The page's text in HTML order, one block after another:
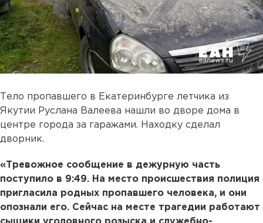
Тело пропавшего в Екатеринбурге летчика из
Якутии Руслана Валеева нашли во дворе дома в
центре города за гаражами. Находку сделал
дворник.
«Тревожное сообщение в дежурную часть
поступило в 9:49. На место происшествия полиция
пригласила родных пропавшего человека, и они
опознали его. Сейчас на месте трагедии работают